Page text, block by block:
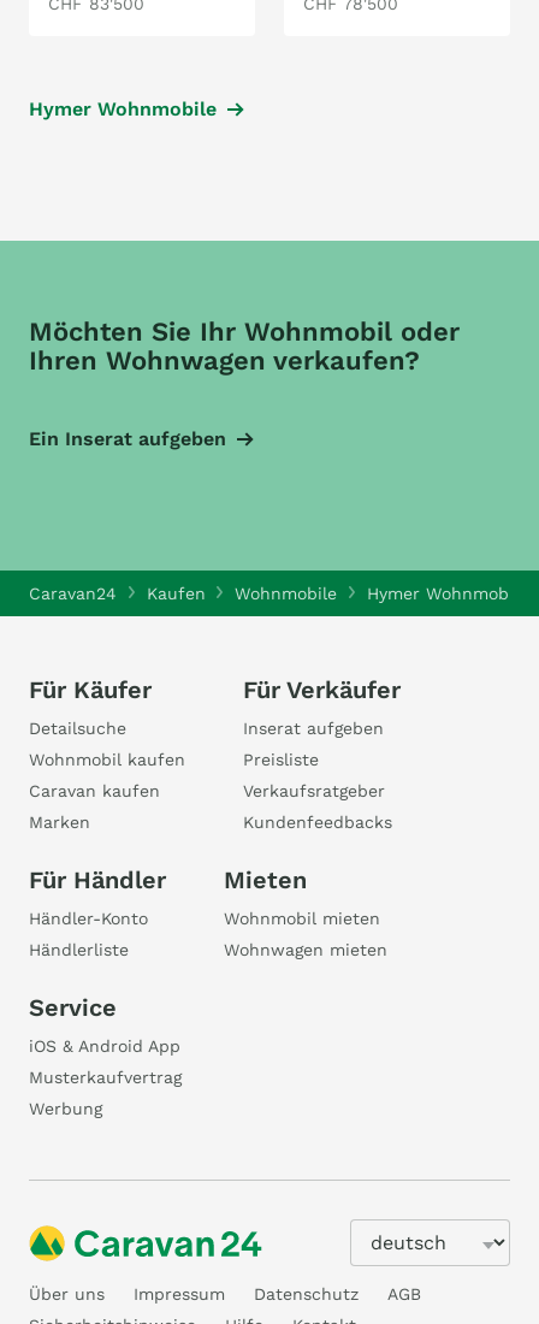
Hymer Wohnmobile
Möchten Sie Ihr Wohnmobil oder
Ihren Wohnwagen verkaufen?
Ein Inserat aufgeben
Caravan24 Kaufen Wohnmobile Hymer Wohnmobile
Für Käufer
Detailsuche
Wohnmobil kaufen
Caravan kaufen
Marken
Für Verkäufer
Inserat aufgeben
Preisliste
Verkaufsratgeber
Kundenfeedbacks
Für Händler
Händler-Konto
Händlerliste
Mieten
Wohnmobil mieten
Wohnwagen mieten
Service
iOS & Android App
Musterkaufvertrag
Werbung
Über uns Impressum Datenschutz
AGB